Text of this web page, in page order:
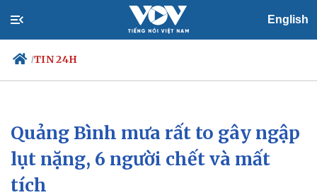
English
/TIN 24H
Chính trị
Đảng
Tổ chức nhân sự
Quốc hội
Xã hội
Tin 24h
Dự báo thời tiết
Quảng Bình mưa rất to gây ngập
lụt nặng, 6 người chết và mất
tích